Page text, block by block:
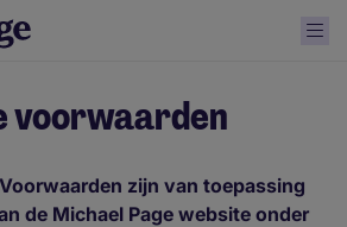
voorwaarden
zijn van toepassing
de Michael Page website onder